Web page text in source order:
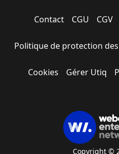
Contact CGU CGV
Politique de protection
Cookies Gérer Utiq
Copyright ©